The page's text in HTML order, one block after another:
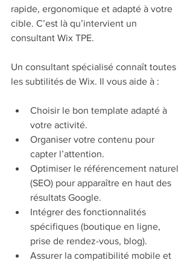
rapide, ergonomique et adapté à votre
cible. C’est là qu’intervient un
consultant Wix TPE.
Un consultant spécialisé connaît toutes
les subtilités de Wix. Il vous aide à :
Choisir le bon template adapté à
votre activité.
Organiser votre contenu pour
capter l’attention.
Optimiser le référencement naturel
(SEO) pour apparaître en haut des
résultats Google.
Intégrer des fonctionnalités
spécifiques (boutique en ligne,
prise de rendez-vous, blog).
Assurer la compatibilité mobile et